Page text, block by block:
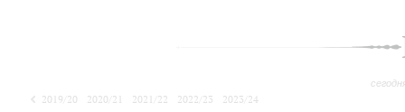
2019/20 2020/21 2021/22 2022/23
2023/24